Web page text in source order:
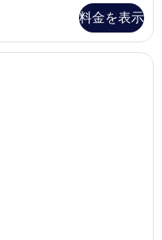
料金を表示
高級寝具、セーフティボックス (